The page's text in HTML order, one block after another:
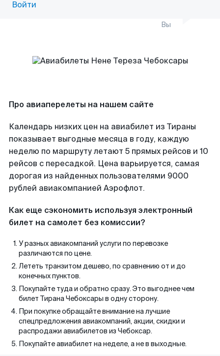
Войти
Вы
Про авиаперелеты на нашем сайте
Календарь низких цен на авиабилет из Тираны
показывает выгодные месяца в году, каждую
неделю по маршруту летают 5 прямых рейсов и 10
рейсов с пересадкой. Цена варьируется, самая
дорогая из найденных пользователями 9000
рублей авиакомпанией Аэрофлот.
Как еще сэкономить используя электронный
билет на самолет без комиссии?
У разных авиакомпаний услуги по перевозке
различаются по цене.
Лететь транзитом дешево, по сравнению от и до
конечных пунктов.
Покупайте туда и обратно сразу. Это выгоднее чем
билет Тирана Чебоксары в одну сторону.
При покупке обращайте внимание на лучшие
спецпредложения авиакомпаний, акции, скидки и
распродажи авиабилетов из Чебоксар.
Покупайте авиабилет на неделе, а не в выходные.